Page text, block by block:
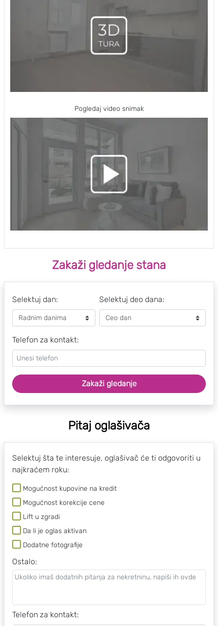
Pogledaj video snimak
Zakaži gledanje stana
Selektuj dan: Selektuj deo dana:
Telefon za kontakt:
Zakaži gledanje
Pitaj oglašivača
Selektuj šta te interesuje, oglašivač će ti odgovoriti u
najkraćem roku:
Mogućnost kupovine na kredit
Mogućnost korekcije cene
Lift u zgradi
Da li je oglas aktivan
Dodatne fotografije
Ostalo:
Telefon za kontakt: